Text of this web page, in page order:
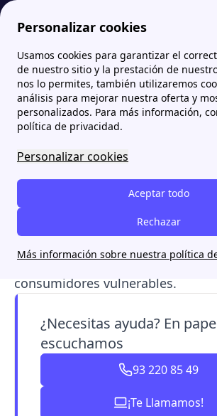
Personalizar cookies
Usamos cookies para garantizar el
de nuestro sitio y la prestación de
nos lo permites, también utilizaremos
análisis para mejorar nuestra oferta y
personalizados. Para más información,
política de privacidad.
Personalizar cookies
Aceptar todo
Rechazar
Más información sobre nuestra política
Papernest.es MoreRepsol Todo sobre Régsiti Repsol: Tarifas, Contacto y Opiniones
Todo sobre Régsiti
Tarifas, Contacto y
Opiniones
Conoce Régsiti, la
referencia de Repsol en el
tarifasofrece,
solicitar el Bono Social Eléctrico
consumidores vulnerables.
¿Necesitas ayuda? En
escuchamos
93 220 85 49
¡Te Llamamos!